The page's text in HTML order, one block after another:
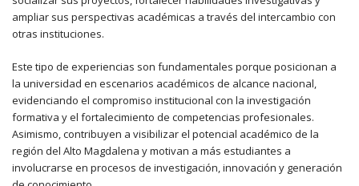
ampliar sus perspectivas académicas a través del intercambio con
otras instituciones.
Este tipo de experiencias son fundamentales porque posicionan a
la universidad en escenarios académicos de alcance nacional,
evidenciando el compromiso institucional con la investigación
formativa y el fortalecimiento de competencias profesionales.
Asimismo, contribuyen a visibilizar el potencial académico de la
región del Alto Magdalena y motivan a más estudiantes a
involucrarse en procesos de investigación, innovación y generación